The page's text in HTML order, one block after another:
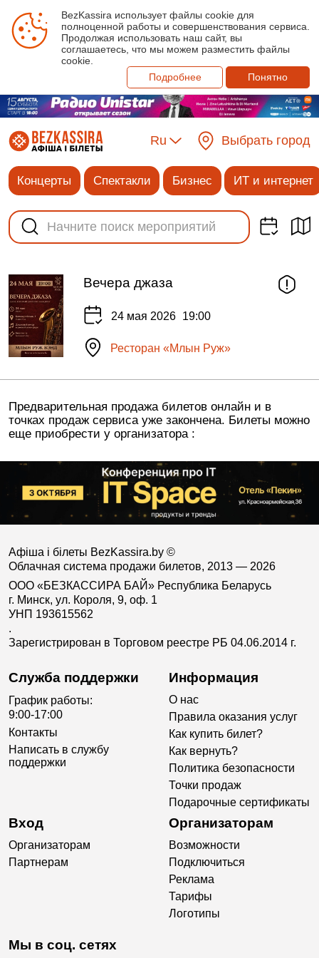
BezKassira использует файлы cookie для
полноценной работы и совершенствования сервиса.
Продолжая использовать наш сайт, вы
соглашаетесь, что мы можем разместить файлы
cookie.
Подробнее
Понятно
Ru Выбрать город
Концерты Спектакли Бизнес ИТ и интернет
Вечера джаза
24 мая 2026 19:00
Ресторан «Млын Руж»
Предварительная продажа билетов онлайн и в
точках продаж сервиса уже закончена. Билеты можно
еще приобрести у организатора :
Афіша і білеты BezKassira.by ©
Облачная система продажи билетов, 2013 — 2026
ООО «БЕЗКАССИРА БАЙ» Республика Беларусь
г. Минск, ул. Короля, 9, оф. 1
УНП 193615562
.
Зарегистрирован в Торговом реестре РБ 04.06.2014 г.
Служба поддержки
График работы:
9:00-17:00
Контакты
Написать в службу
поддержки
Информация
О нас
Правила оказания услуг
Как купить билет?
Как вернуть?
Политика безопасности
Точки продаж
Подарочные сертификаты
Вход
Организаторам
Партнерам
Организаторам
Возможности
Подключиться
Реклама
Тарифы
Логотипы
Мы в соц. сетях